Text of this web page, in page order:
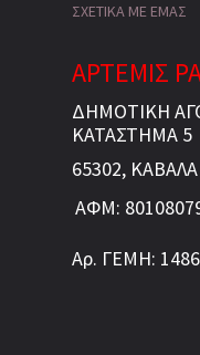
ΣΧΕΤΙΚΑ ΜΕ ΕΜΑΣ
ΑΡΤΕΜΙΣ
ΔΗΜΟΤΙΚΗ
ΚΑΤΑΣΤΗΜΑ 5
65302, ΚΑΒΑΛΑ
ΑΦΜ:
Αρ. ΓΕΜΗ: